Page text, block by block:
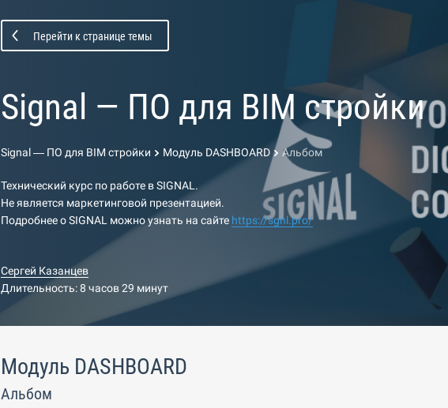
Перейти к странице темы
Signal — ПО для BIM стройки
Signal — ПО для BIM стройки Модуль DASHBOARD Альбом
Технический курс по работе в SIGNAL.
Не является маркетинговой презентацией.
Подробнее о SIGNAL можно узнать на сайте https://sgnl.pro/
Сергей Казанцев
Длительность: 8 часов 29 минут
Модуль DASHBOARD
Альбом